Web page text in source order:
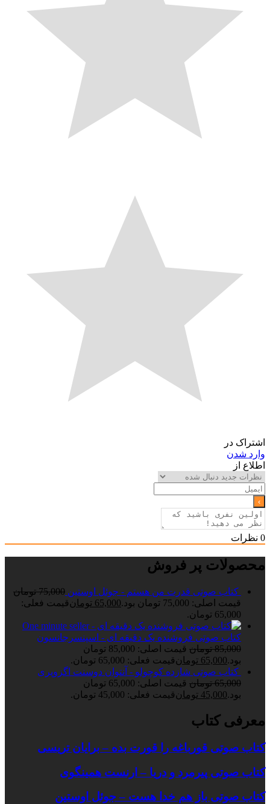
اشتراک در
وارد شدن
اطلاع از
0 نظرات
محصولات پر فروش
کتاب صوتی قدرت من هستم - جوئل اوستین 75,000 تومان
قیمت اصلی: 75,000 تومان بود.
65,000 تومانقیمت فعلی:
65,000 تومان.
کتاب صوتی فروشنده یک دقیقه ای - اسپنسرجانسون
85,000 تومان
قیمت اصلی: 85,000 تومان
بود.65,000 تومانقیمت فعلی: 65,000 تومان.
کتاب صوتی شازده کوچولو - آنتوان دوسنت اگزوپری
65,000 تومان
قیمت اصلی: 65,000 تومان
بود.45,000 تومانقیمت فعلی: 45,000 تومان.
معرفی کتاب
کتاب صوتی قورباغه را قورت بده – برایان تریسی
کتاب صوتی پیرمرد و دریا – ارنست همینگوی
کتاب صوتی باز هم خدا هست – جوئل اوستین